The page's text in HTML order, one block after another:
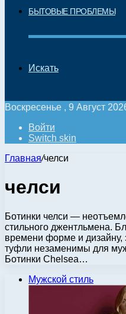
БЫТОВЫЕ ПРОБЛЕМЫ
Искать
Воскресенье , 9 Август
Войти
Switch skin
Главная/челси
челси
Ботинки челси —
стильного джентльмена.
времени форме и дизайну,
туфли незаменимы для
Ботинки Chelsea…
Мужской стиль